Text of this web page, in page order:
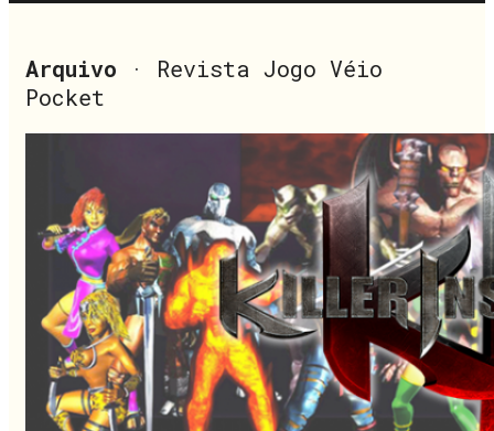
Arquivo · Revista Jogo Véio
Pocket